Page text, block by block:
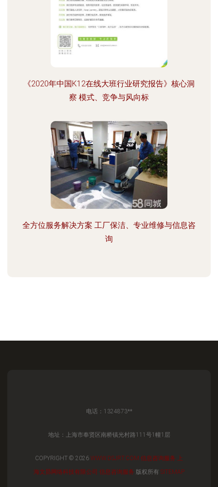
《2020年中国K12在线大班行业研究报告》核心洞
察 模式、竞争与风向标
全方位服务解决方案 工厂保洁、专业维修与信息咨
询
电话：1324873**
地址：上海市奉贤区南桥镇光村路111号1幢1层
COPYRIGHT © 2026 WWW.DSJRT.COM 信息咨询服务
上
海文昴网络科技有限公司 信息咨询服务 版权所有 SITEMAP